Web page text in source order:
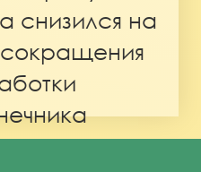
снизился на